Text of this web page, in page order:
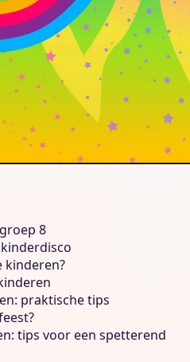
8
kinderen?
praktische tips
tips voor een spetterend